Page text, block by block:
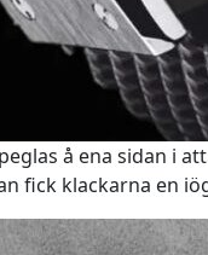
å ena sidan i
fick klackarna en